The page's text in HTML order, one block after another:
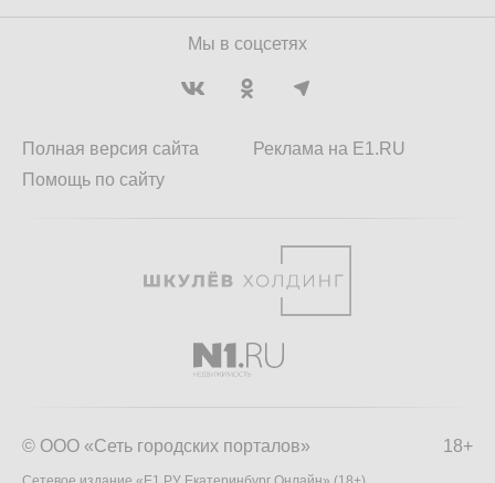
Мы в соцсетях
Полная версия сайта
Помощь по сайту
Реклама на E1.RU
18+
© ООО «Сеть городских порталов»